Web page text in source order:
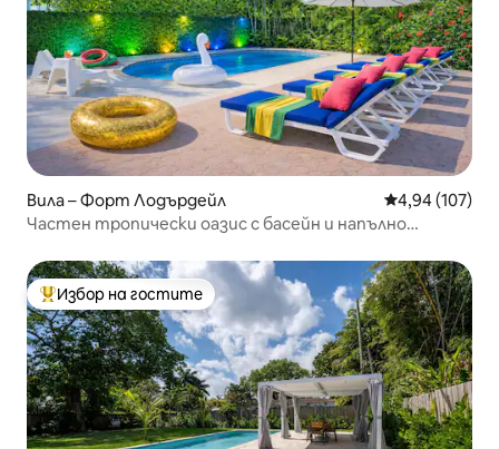
Вила – Форт Лодърдейл Средна
4,94 (107)
Частен тропически оазис с басейн и напълно
Най-популярен избор на гостите
Избор на гостите